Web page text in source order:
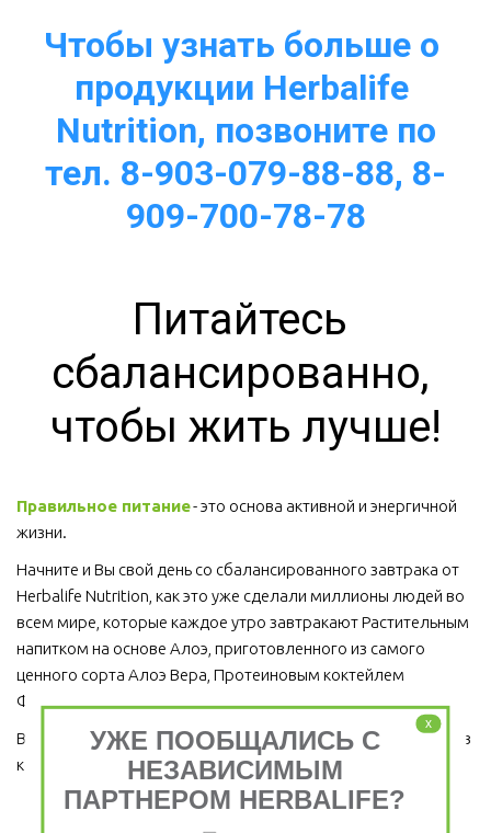
Чтобы узнать больше о
продукции Herbalife
Nutrition, позвоните по
тел. 8-903-079-88-88, 8-
909-700-78-78
Питайтесь
сбалансированно,
чтобы жить лучше!
Правильное питание - это основа активной и энергичной
жизни.
Начните и Вы свой день со сбалансированного завтрака от
Herbalife Nutrition, как это уже сделали миллионы людей во
всем мире, которые каждое утро завтракают Растительным
напитком на основе Алоэ, приготовленного из самого
ценного сорта Алоэ Вера, Протеиновым коктейлем
Формула 1 и Травяным тонизирующим напитком (чай).
Ведь завтрак является важным приемом пищи, который ни в
коем случае пропускать нельзя!
x
УЖЕ ПООБЩАЛИСЬ С
НЕЗАВИСИМЫМ
ПАРТНЕРОМ HERBALIFE?